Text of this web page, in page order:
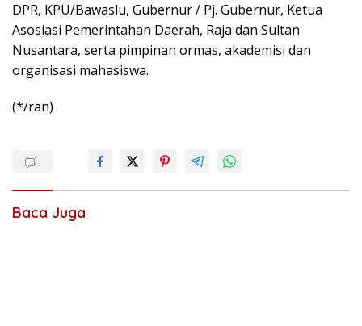
DPR, KPU/Bawaslu, Gubernur / Pj. Gubernur, Ketua
Asosiasi Pemerintahan Daerah, Raja dan Sultan
Nusantara, serta pimpinan ormas, akademisi dan
organisasi mahasiswa.
(*/ran)
Baca Juga